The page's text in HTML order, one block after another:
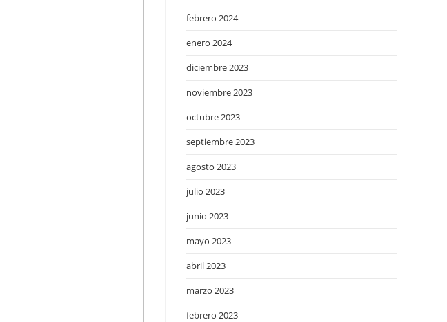
febrero 2024
enero 2024
diciembre 2023
noviembre 2023
octubre 2023
septiembre 2023
agosto 2023
julio 2023
junio 2023
mayo 2023
abril 2023
marzo 2023
febrero 2023